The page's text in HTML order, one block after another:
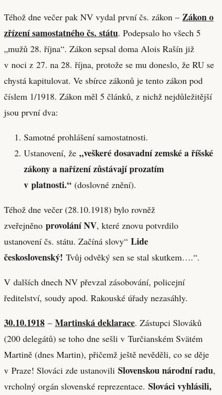
Téhož dne večer pak NV vydal první čs. zákon – Zákon o
zřízení samostatného čs. státu. Podepsalo ho všech 5
„mužů 28. října“. Zákon sepsal doma Alois Rašín již
v noci z 27. na 28. října, protože se mu doneslo, že RU se
chystá kapitulovat. Ve sbírce zákonů je tento zákon pod
číslem 1/1918. Zákon měl 5 článků, z nichž nejdůležitější
jsou první dva:
Samotné prohlášení samostatnosti.
Ustanovení, že „veškeré dosavadní zemské a říšské
zákony a nařízení zůstávají prozatím
v platnosti.“ (doslovné znění).
Téhož dne večer (28.10.1918) bylo rovněž
zveřejněno provolání NV, které znovu potvrdilo
ustanovení čs. státu. Začíná slovy“ Lide
československý! Tvůj odvěký sen se stal skutkem….“.
V dalších dnech NV převzal zásobování, policejní
ředitelství, soudy apod. Rakouské úřady nezasáhly.
30.10.1918 – Martinská deklarace. Zástupci Slováků
(200 delegátů) se toho dne sešli v Turčianském Svätém
Martině (dnes Martin), přičemž ještě nevěděli, co se děje
v Praze! Slováci zde ustanovili Slovenskou národní radu,
vrcholný orgán slovenské reprezentace. Slováci vyhlásili,